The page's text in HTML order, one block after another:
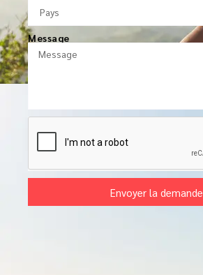
Message
Envoyer la demande